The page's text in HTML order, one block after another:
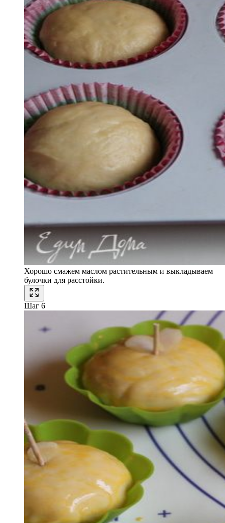
Хорошо смажем маслом растительным и выкладываем
булочки для расстойки.
Шаг 6